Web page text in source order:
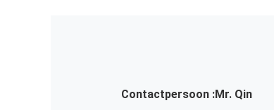
Contactpersoon :Mr. Qin